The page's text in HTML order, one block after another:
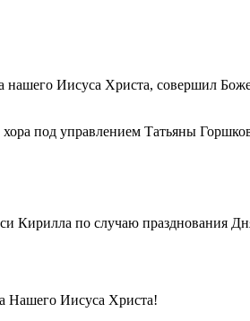
Иисуса Христа, совершил
под управлением Татьяны
Кирилла по случаю празднования
Нашего Иисуса Христа!